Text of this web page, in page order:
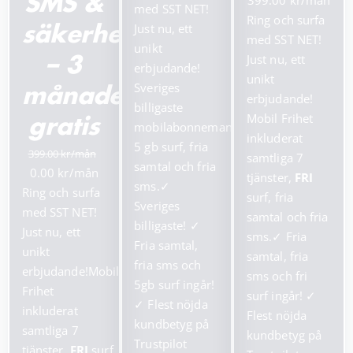
SMS &
säkerhetstjänster
– 3
månader
gratis
399.00
Det
ursprungliga
priset
var:
399.00 kr.
0.00
nuvarande
0.00 kr.
Ring och surfa
med SST NET!
Just nu, ett
unikt
erbjudande!Mobil
Frihet
inkluderat
samtliga 7
priset
var:
199.00 kr.
99.00 kr.
med SST NET!
Just nu, ett
unikt
erbjudande!
Sveriges
billigaste
mobilabonnemang!
5 gb surf, fria
samtal och fria
sms. ✓
Sveriges
billigaste!
✓
Fria samtal,
fria sms och
5gb surf ingår!
✓ Flest nöjda
kundbetyg på
Trustpilot
ursprungliga
priset
var:
799.00 kr.
Ring och surfa
med SST NET!
Just nu, ett
unikt
erbjudande!
Mobil Frihet
inkluderat
samtliga 7
tjänster, FRI
surf, fria
samtal och fria
sms. ✓ Fria
samtal, fria
sms och fri
surf ingår! ✓
Flest nöjda
kundbetyg på